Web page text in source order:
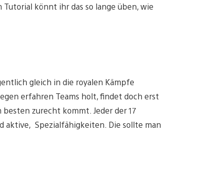
könnt ihr das so lange üben, wie
gleich in die royalen Kämpfe
erfahren Teams holt, findet doch erst
zurecht kommt. Jeder der 17
aktive, Spezialfähigkeiten. Die sollte man